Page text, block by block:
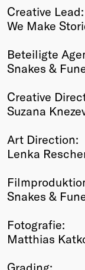
Creative Lead:
We Make
Beteiligte
Snakes &
Creative
Suzana
Art Direction:
Lenka
Snakes &
Fotografie:
Matthias
Grading: